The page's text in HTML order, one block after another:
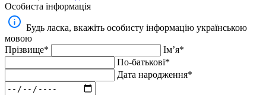
Особиста інформація
Будь ласка, вкажіть особисту інформацію українською
мовою
Прізвище*
Імʼя*
По-батькові*
Дата народження*